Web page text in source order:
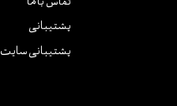
پشتیبانی
پشتیبانی سایت: (داخلی